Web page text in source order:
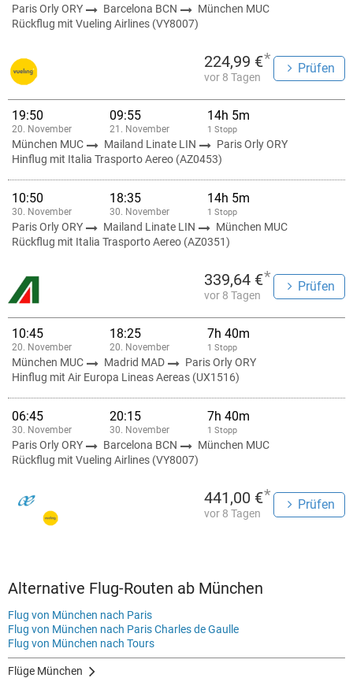
Paris Orly ORY Barcelona BCN
München MUC
Rückflug mit Vueling Airlines (VY8007)
224,99 €*
vor 8 Tagen
Prüfen
19:50
20. November
09:55
21. November
14h 5m
1 Stopp
München MUC Mailand Linate LIN
Paris Orly ORY
Hinflug mit Italia Trasporto Aereo (AZ0453)
10:50
30. November
18:35
30. November
14h 5m
1 Stopp
Paris Orly ORY Mailand Linate LIN
München MUC
Rückflug mit Italia Trasporto Aereo (AZ0351)
339,64 €*
vor 8 Tagen
Prüfen
10:45
20. November
18:25
20. November
7h 40m
1 Stopp
München MUC Madrid MAD
Paris Orly ORY
Hinflug mit Air Europa Lineas Aereas (UX1516)
06:45
30. November
20:15
30. November
7h 40m
1 Stopp
Paris Orly ORY Barcelona BCN
München MUC
Rückflug mit Vueling Airlines (VY8007)
441,00 €*
vor 8 Tagen
Prüfen
Alternative Flug-Routen ab München
Flug von München nach Paris
Flug von München nach Paris Charles de Gaulle
Flug von München nach Tours
Flüge München